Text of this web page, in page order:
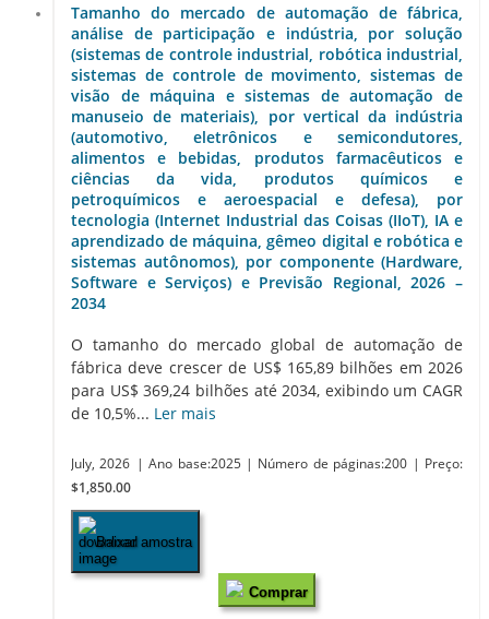
Tamanho do mercado de automação de fábrica,
análise de participação e indústria, por solução
(sistemas de controle industrial, robótica industrial,
sistemas de controle de movimento, sistemas de
visão de máquina e sistemas de automação de
manuseio de materiais), por vertical da indústria
(automotivo, eletrônicos e semicondutores,
alimentos e bebidas, produtos farmacêuticos e
ciências da vida, produtos químicos e
petroquímicos e aeroespacial e defesa), por
tecnologia (Internet Industrial das Coisas (IIoT), IA e
aprendizado de máquina, gêmeo digital e robótica e
sistemas autônomos), por componente (Hardware,
Software e Serviços) e Previsão Regional, 2026 –
2034
O tamanho do mercado global de automação de
fábrica deve crescer de US$ 165,89 bilhões em 2026
para US$ 369,24 bilhões até 2034, exibindo um CAGR
de 10,5%... Ler mais
July, 2026 | Ano base:2025 | Número de páginas:200 | Preço:
$1,850.00
Baixar amostra
Comprar